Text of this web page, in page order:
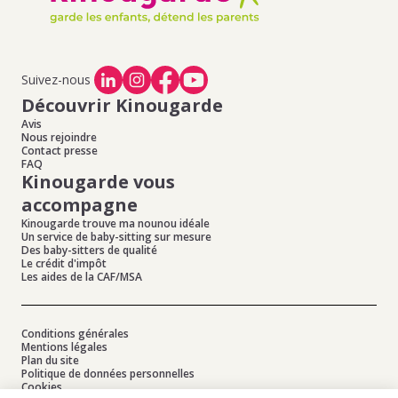
Offres d'emploi de baby-sitting à Erquinghem Le Sec
Offres d'emploi de baby-sitting à Gondecourt
de baby-sitting à Herrin
Suivez-nous
Découvrir Kinougarde
Avis
Nous rejoindre
Contact presse
FAQ
Kinougarde vous
accompagne
Kinougarde trouve ma nounou idéale
Un service de baby-sitting sur mesure
Des baby-sitters de qualité
Le crédit d'impôt
Les aides de la CAF/MSA
Conditions générales
Mentions légales
Plan du site
Politique de données personnelles
Cookies